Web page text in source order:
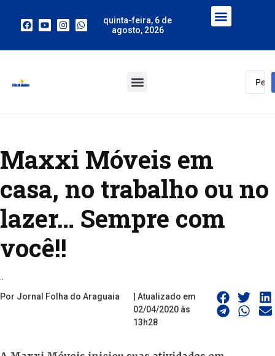
quinta-feira, 6 de
agosto, 2026
Maxxi Móveis em
casa, no trabalho ou no
lazer… Sempre com
você!!
..
Por Jornal Folha do Araguaia
| Atualizado em
02/04/2020 às
13h28